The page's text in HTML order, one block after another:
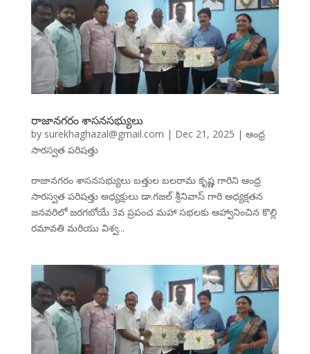
రాజానగరం శాసనసభ్యులు
by surekhaghazal@gmail.com | Dec 21, 2025 | ఆంధ్ర
సారస్వత పరిషత్తు
రాజానగరం శాసనసభ్యులు బత్తుల బలరామ కృష్ణ గారిని ఆంధ్ర
సారస్వత పరిషత్తు అధ్యక్షులు డా.గజల్ శ్రీనివాస్ గారి అధ్యక్షతన
జనవరిలో జరగబోయే 3వ ప్రపంచ మహా సభలకు ఆహ్వానించిన కొల్లి
రమావతి మరియు విశ్వ...